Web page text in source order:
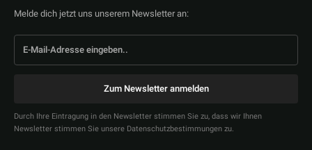
Melde dich jetzt uns unserem Newsletter an:
Zum Newsletter anmelden
Durch Ihre Eintragung in den Newsletter stimmen Sie zu, dass wir Ihnen
Newsletter stimmen Sie unsere Datenschutzbestimmungen zu.